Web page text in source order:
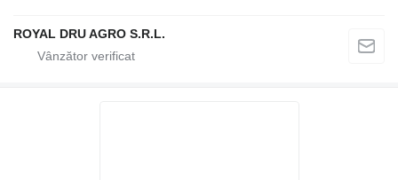
ROYAL DRU AGRO S.R.L.